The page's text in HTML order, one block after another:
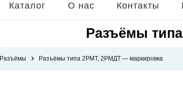
Каталог О нас Контакты
Разъёмы
Разъёмы Разъёмы типа 2РМТ, 2РМДТ — маркировка